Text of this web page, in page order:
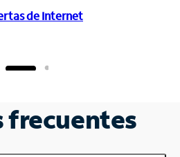
de Internet
frecuentes